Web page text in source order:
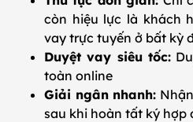
còn hiệu lực là khách
vay trực tuyến ở bất kỳ
Duyệt vay siêu tốc:
toàn online
Giải ngân nhanh:
sau khi hoàn tất ký hợp